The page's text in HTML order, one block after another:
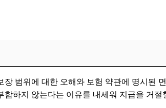
공공기관 중재의 실제 활용법
범위에 대한 오해와 보험 약관에 명시된
하지 않는다는 이유를 내세워 지급을 거절